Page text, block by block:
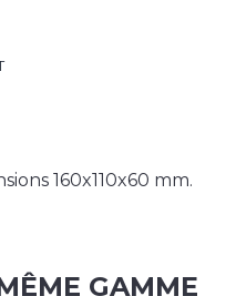
160x110x60 mm.
GAMME